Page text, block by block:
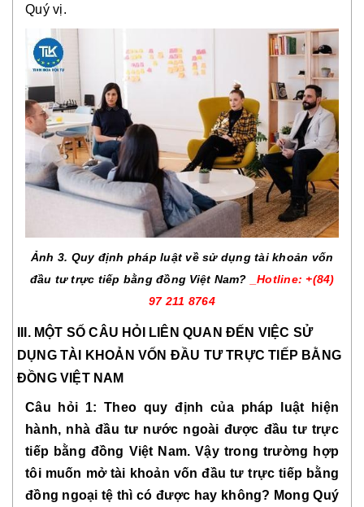
Quý vị.
Ảnh 3. Quy định pháp luật về sử dụng tài khoản vốn
đầu tư trực tiếp bằng đồng Việt Nam? _Hotline: +(84)
97 211 8764
III. MỘT SỐ CÂU HỎI LIÊN QUAN ĐẾN VIỆC SỬ
DỤNG TÀI KHOẢN VỐN ĐẦU TƯ TRỰC TIẾP BẰNG
ĐỒNG VIỆT NAM
Câu hỏi 1: Theo quy định của pháp luật hiện
hành, nhà đầu tư nước ngoài được đầu tư trực
tiếp bằng đồng Việt Nam. Vậy trong trường hợp
tôi muốn mở tài khoản vốn đầu tư trực tiếp bằng
đồng ngoại tệ thì có được hay không? Mong Quý